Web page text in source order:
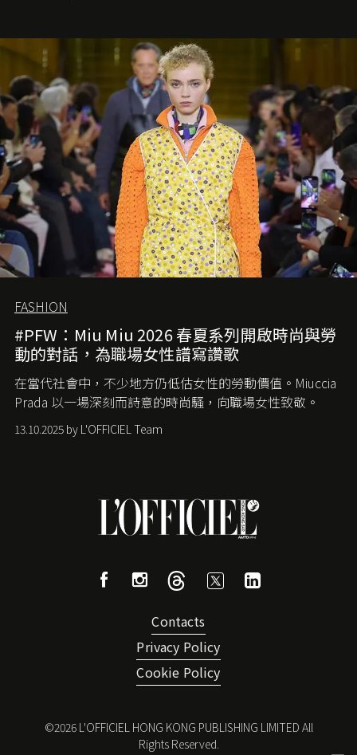
FASHION
#PFW：Miu Miu 2026 春夏系列開啟時尚與勞
動的對話，為職場女性譜寫讚歌
在當代社會中，不少地方仍低估女性的勞動價值。 Miuccia
Prada 以一場深刻而詩意的時尚騷，向職場女性致敬。
13.10.2025 by L'OFFICIEL Team
Contacts
Privacy Policy
Cookie Policy
©2026L'OFFICIEL HONG KONG PUBLISHING LIMITED All
Rights Reserved.